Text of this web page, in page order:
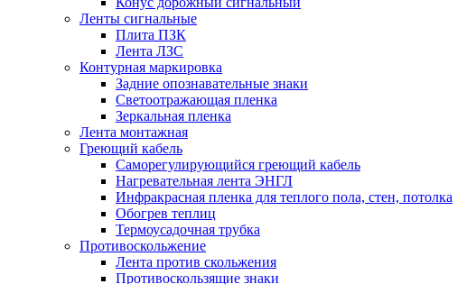
Ленты сигнальные
Плита ПЗК
Лента ЛЗС
Контурная маркировка
Задние опознавательные знаки
Светоотражающая пленка
Зеркальная пленка
Лента монтажная
Греющий кабель
Саморегулирующийся греющий кабель
Нагревательная лента ЭНГЛ
Инфракрасная пленка для теплого пола, стен, потолка
Обогрев теплиц
Термоусадочная трубка
Противоскольжение
Лента против скольжения
Противоскользящие знаки